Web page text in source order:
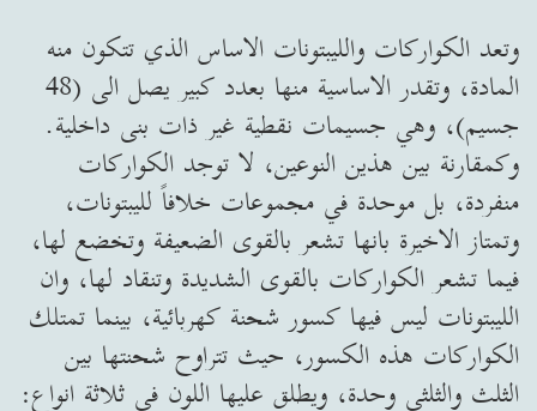
وتعد الكواركات والليبتونات الاساس الذي تتكون منه
المادة، وتقدر الاساسية منها بعدد كبير يصل الى (48
جسيم)، وهي جسيمات نقطية غير ذات بنى داخلية.
وكمقارنة بين هذين النوعين، لا توجد الكواركات
منفردة، بل موحدة في مجموعات خلافاً لليبتونات،
وتمتاز الاخيرة بانها تشعر بالقوى الضعيفة وتخضع لها،
فيما تشعر الكواركات بالقوى الشديدة وتنقاد لها، وان
الليبتونات ليس فيها كسور شحنة كهربائية، بينما تمتلك
الكواركات هذه الكسور، حيث تتراوح شحنتها بين
الثلث والثلثي وحدة، ويطلق عليها اللون في ثلاثة انواع: